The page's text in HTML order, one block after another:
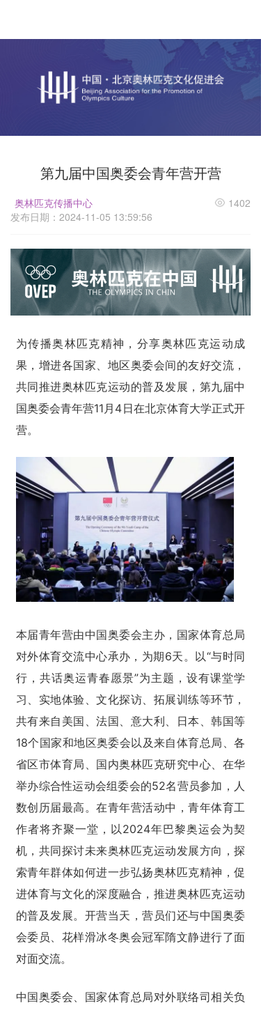
第九届中国奥委会青年营开营
奥林匹克传播中心
发布日期：2024-11-05 13:59:56
1402
为传播奥林匹克精神，分享奥林匹克运动成
果，增进各国家、地区奥委会间的友好交流，
共同推进奥林匹克运动的普及发展，第九届中
国奥委会青年营11月4日在北京体育大学正式开
营。
本届青年营由中国奥委会主办，国家体育总局
对外体育交流中心承办，为期6天。以“与时同
行，共话奥运青春愿景”为主题，设有课堂学
习、实地体验、文化探访、拓展训练等环节，
共有来自美国、法国、意大利、日本、韩国等
18个国家和地区奥委会以及来自体育总局、各
省区市体育局、国内奥林匹克研究中心、在华
举办综合性运动会组委会的52名营员参加，人
数创历届最高。在青年营活动中，青年体育工
作者将齐聚一堂，以2024年巴黎奥运会为契
机，共同探讨未来奥林匹克运动发展方向，探
索青年群体如何进一步弘扬奥林匹克精神，促
进体育与文化的深度融合，推进奥林匹克运动
的普及发展。开营当天，营员们还与中国奥委
会委员、花样滑冰冬奥会冠军隋文静进行了面
对面交流。
中国奥委会、国家体育总局对外联络司相关负